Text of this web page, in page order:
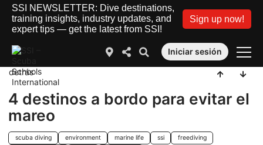
SSI NEWSLETTER: Dive destinations,
training insights, industry updates, and
expert tips — get the latest from SSI!
Sign up now!
Iniciar sesión
detrás
4 destinos a bordo para evitar el
mareo
scuba diving environment marine life ssi
freediving